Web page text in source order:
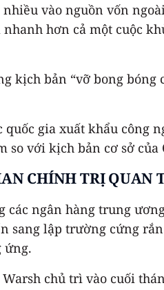
vào nguồn vốn
hơn cả một cuộc
kịch bản “vỡ bong bóng
gia xuất khẩu công
với kịch bản cơ sở của
CHÍNH TRỊ QUAN
ngân hàng trung
sang lập trường cứng
ứng.
chủ trì vào cuối